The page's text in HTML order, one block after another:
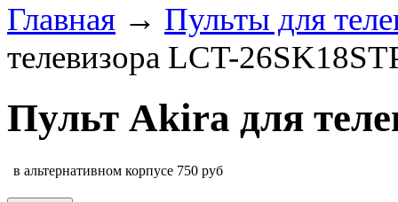
Главная → Пульты для
телевизора LCT-
Пульт Akira для
в альтернативном корпусе 750 руб